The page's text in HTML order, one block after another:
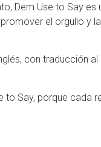
Dem Use to Say
el orgullo y
con traducción
to Say, porque cada